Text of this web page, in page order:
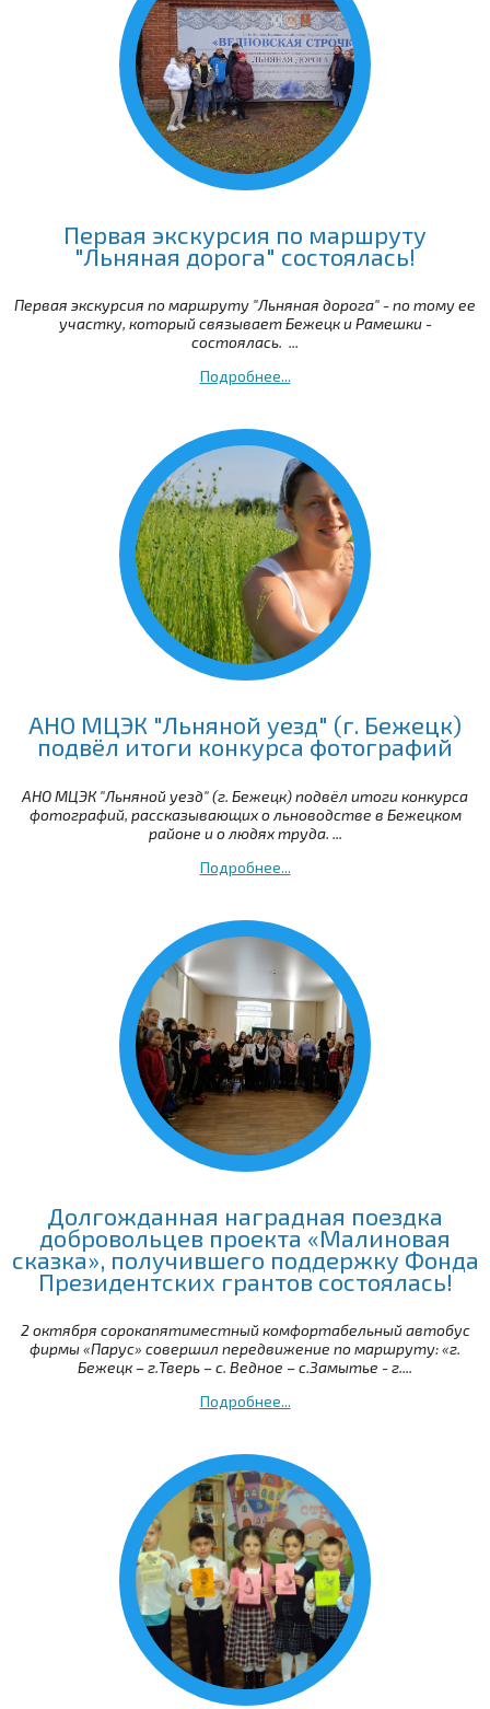
Первая экскурсия по маршруту
"Льняная дорога" состоялась!
Первая экскурсия по маршруту "Льняная дорога" - по тому ее
участку, который связывает Бежецк и Рамешки -
состоялась. ...
Подробнее...
АНО МЦЭК "Льняной уезд" (г. Бежецк)
подвёл итоги конкурса фотографий
АНО МЦЭК "Льняной уезд" (г. Бежецк) подвёл итоги конкурса
фотографий, рассказывающих о льноводстве в Бежецком
районе и о людях труда. ...
Подробнее...
Долгожданная наградная поездка
добровольцев проекта «Малиновая
сказка», получившего поддержку Фонда
Президентских грантов состоялась!
2 октября сорокапятиместный комфортабельный автобус
фирмы «Парус» совершил передвижение по маршруту: «г.
Бежецк – г.Тверь – с. Ведное – с.Замытье - г....
Подробнее...